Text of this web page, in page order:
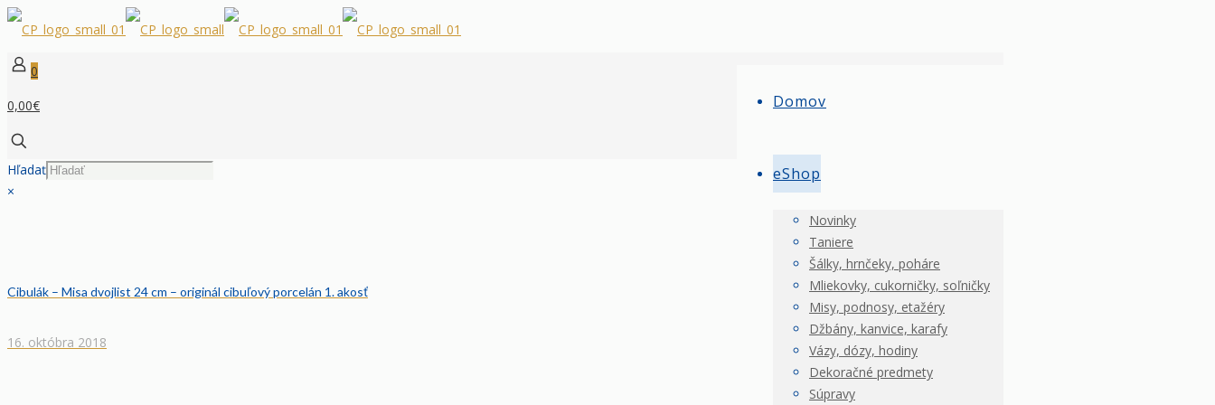
Domov
eShop
Novinky
Taniere
Šálky, hrnčeky, poháre
Mliekovky, cukorničky, soľničky
Misy, podnosy, etažéry
Džbány, kanvice, karafy
Vázy, dózy, hodiny
Dekoračné predmety
Súpravy
0
0,00€
Hľadať
×
Cibulák – Misa dvojlist 24 cm – originál cibuľový porcelán 1. akosť
16. októbra 2018